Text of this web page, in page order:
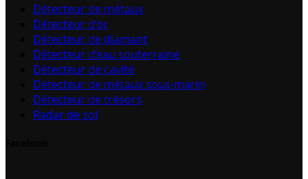
Détecteur de métaux
Détecteur d’or
Détecteur de diamant
Détecteur d’eau souterraine
Détecteur de cavité
Détecteur de métaux sous-marin
Détecteur de trésors
Radar de sol